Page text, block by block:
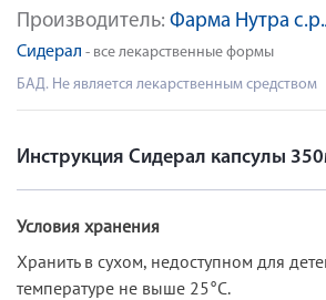
Производитель: Фарма Нутра
Сидерал - все лекарственные формы
БАД. Не является лекарственным средством
Инструкция Сидерал капсулы
Условия хранения
Хранить в сухом, недоступном для
температуре не выше 25°С.